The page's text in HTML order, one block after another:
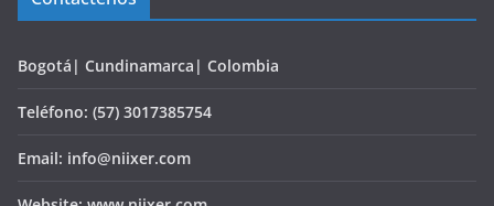
Bogotá| Cundinamarca| Colombia
Teléfono: (57) 3017385754
Email: info@niixer.com